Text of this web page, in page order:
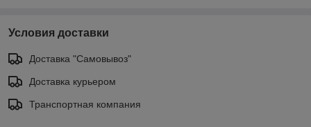
Условия доставки
Доставка "Самовывоз"
Доставка курьером
Транспортная компания